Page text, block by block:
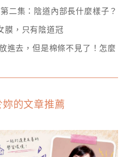
二集：陰道內部長什麼樣子？
，只有陰道冠
進去，但是棉條不見了！怎麼
的文章推薦